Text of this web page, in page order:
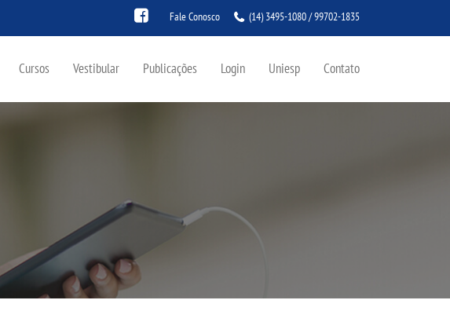
Fale Conosco (14) 3495-1080 / 99702-1835
Cursos Vestibular Publicações Login Uniesp Contato